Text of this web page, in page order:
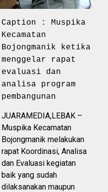
Caption : Muspika
Kecamatan
Bojongmanik ketika
menggelar rapat
evaluasi dan
analisa program
pembangunan
JUARAMEDIA,LEBAK –
Muspika Kecamatan
Bojongmanik melakukan
rapat Koordinasi, Analisa
dan Evaluasi kegiatan
baik yang sudah
dilaksanakan maupun